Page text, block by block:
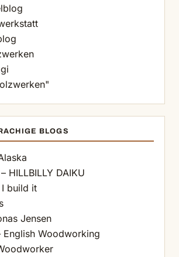
BLOGS
HILLBILLY DAIKU
build it
Jensen
English Woodworking